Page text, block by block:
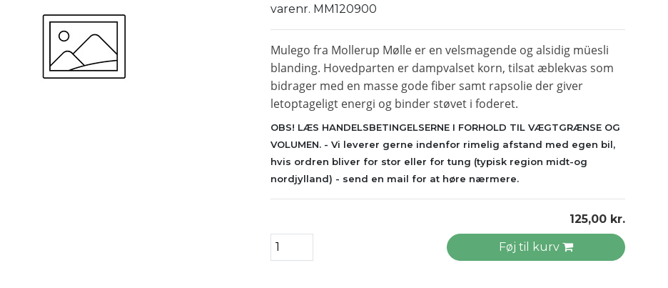
varenr. MM120900
Mulego fra Mollerup Mølle er en velsmagende og alsidig müesli
blanding. Hovedparten er dampvalset korn, tilsat æblekvas som
bidrager med en masse gode fiber samt rapsolie der giver
letoptageligt energi og binder støvet i foderet.
OBS! LÆS HANDELSBETINGELSERNE I FORHOLD TIL VÆGTGRÆNSE OG
VOLUMEN. - Vi leverer gerne indenfor rimelig afstand med egen bil,
hvis ordren bliver for stor eller for tung (typisk region midt-og
nordjylland) - send en mail for at høre nærmere.
125,00 kr.
Føj til kurv